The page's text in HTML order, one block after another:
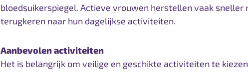
bloedsuikerspiegel. Actieve vrouwen herstellen vaak sneller
terugkeren naar hun dagelijkse activiteiten.
Aanbevolen activiteiten
Het is belangrijk om veilige en geschikte activiteiten te